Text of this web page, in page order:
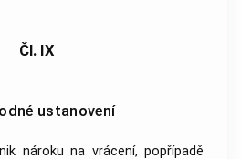
Čl. IX
ustanovení
nároku na vrácení, popřípadě